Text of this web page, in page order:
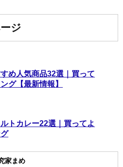
ジ
め人気商品32選｜買って
グ【最新情報】
トカレー22選｜買ってよ
家まめ